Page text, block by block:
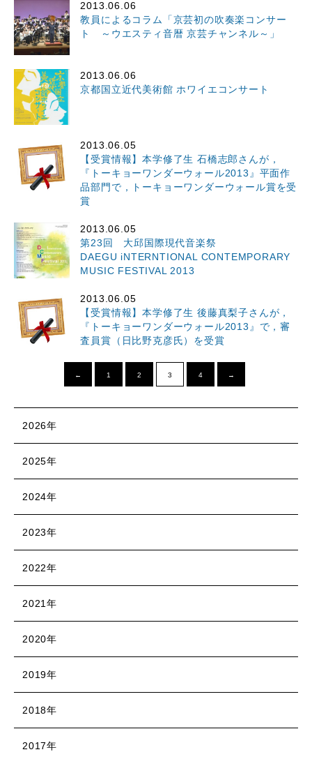
2013.06.06
教員によるコラム「京芸初の吹奏楽コンサー
ト ～ウエスティ音暦 京芸チャンネル～」
2013.06.06
京都国立近代美術館 ホワイエコンサート
2013.06.05
【受賞情報】本学修了生 石橋志郎さんが，
『トーキョーワンダーウォール2013』平面作
品部門で，トーキョーワンダーウォール賞を受
賞
2013.06.05
第23回 大邱国際現代音楽祭
DAEGU iNTERNTIONAL CONTEMPORARY
MUSIC FESTIVAL 2013
2013.06.05
【受賞情報】本学修了生 後藤真梨子さんが，
『トーキョーワンダーウォール2013』で，審
査員賞（日比野克彦氏）を受賞
← 1 2 3 4 →
2026年
2025年
2024年
2023年
2022年
2021年
2020年
2019年
2018年
2017年